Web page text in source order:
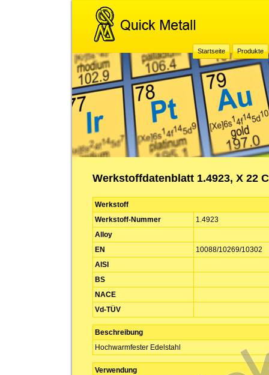
Startseite Produkte
Werkstoffdatenblatt 1.4923, X 22
Werkstoff
Werkstoff-Nummer
1.4923
Alloy
EN
10088/10269/10302
AISI
BS
NACE
Vd-TÜV
Beschreibung
Hochwarmfester Edelstahl
Verwendung